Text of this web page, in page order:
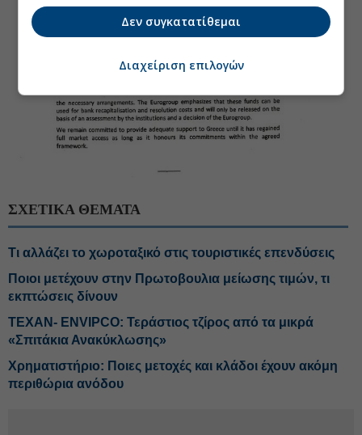
ΣΧΕΤΙΚΑ ΘΕΜΑΤΑ
Τι αλλάζει το χωροταξικό στις τουριστικές επενδύσεις
Ποιοι μετέχουν στην Πρωτοβουλια μείωσης τιμών, τι
εκπτώσεις δίνουν
ΤΕΧΑΝ- ENVIPCO: Τεράστιος τζίρος από τα μικρά
«Σπιτάκια Ανακύκλωσης»
Χρηματιστήριο: Ποιες μετοχές και κλάδοι έχουν ακόμη
περιθώρια ανόδου
Δεν συγκατατίθεμαι
Διαχείριση επιλογών